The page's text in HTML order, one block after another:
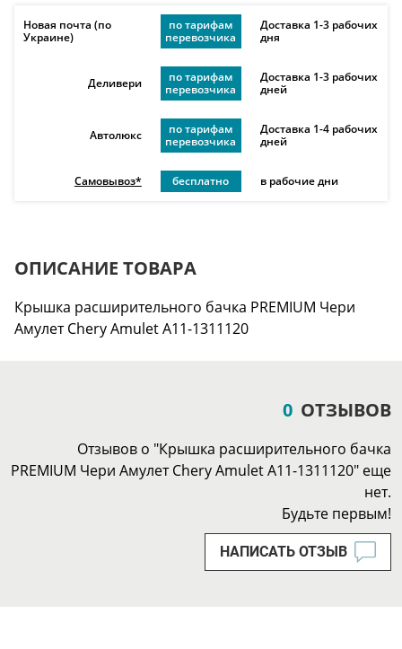
Новая почта (по
Украине)
по тарифам
перевозчика
Доставка 1-3 рабочих
дня
Деливери
по тарифам
перевозчика
Доставка 1-3 рабочих
дней
Автолюкс
по тарифам
перевозчика
Доставка 1-4 рабочих
дней
Самовывоз* бесплатно в рабочие дни
ОПИСАНИЕ ТОВАРА
Крышка расширительного бачка PREMIUM Чери
Амулет Chery Amulet A11-1311120
0 ОТЗЫВОВ
Отзывов о "Крышка расширительного бачка
PREMIUM Чери Амулет Chery Amulet A11-1311120" еще
нет.
Будьте первым!
НАПИСАТЬ ОТЗЫВ